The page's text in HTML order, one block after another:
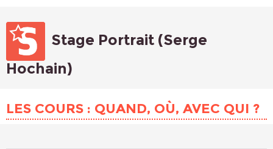
ATELIERS À L’ANNÉE
S’INSCRIRE
Stage Portrait (Serge
Hochain)
LES COURS : QUAND, OÙ, AVEC QUI ?